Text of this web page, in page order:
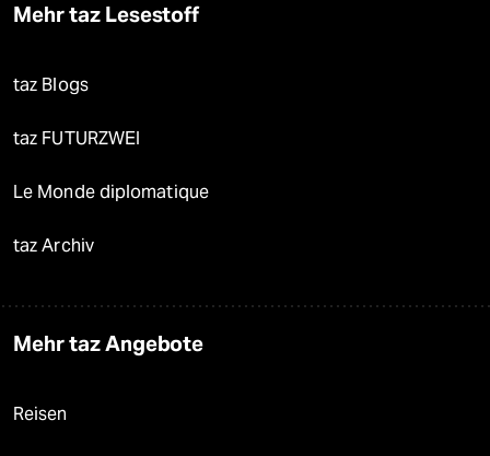
Mehr taz Lesestoff
taz Blogs
taz FUTURZWEI
Le Monde diplomatique
taz Archiv
Mehr taz Angebote
Reisen